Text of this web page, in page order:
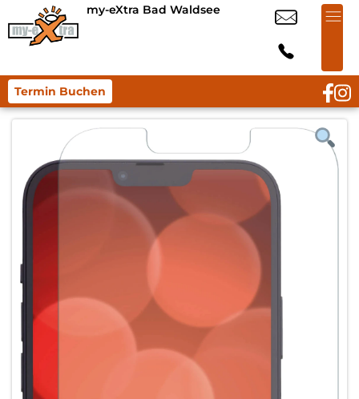
my-eXtra Bad Waldsee
Termin Buchen